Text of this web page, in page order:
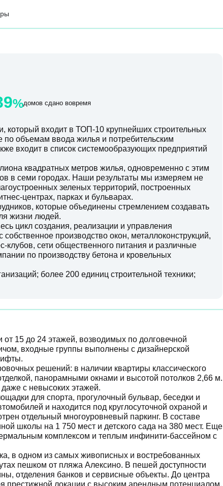
%домов сдано вовремя
входит в ТОП-10 крупнейших строительных
объемам ввода жилья и потребительским
входит в список системообразующих предприятий
квадратных метров жилья, одновременно с этим
в семи городах. Наши результаты мы измеряем не
зеленых территорий, построенных
центрах, парках и бульварах.
которые объединены стремлением создавать
жизни людей.
цикл создания, реализации и управления
производство окон, металлоконструкций,
клубов, сети общественного питания и различные
по производству бетона и кровельных
более 200 единиц строительной техники;
15 до 24 этажей, возводимых по долговечной
входные группы выполнены с дизайнерской
решений: в наличии квартиры классического
панорамными окнами и высотой потолков 2,66 м.
с невысоких этажей.
для спорта, прогулочный бульвар, беседки и
и находится под круглосуточной охраной и
отдельный многоуровневый паркинг. В составе
школы на 1 750 мест и детского сада на 380 мест. Еще
комплексом и теплым инфинити-бассейном с
в одном из самых живописных и востребованных
пешком от пляжа Алексино. В пешей доступности
отделения банков и сервисные объекты. До центра
престижной локации с высоким арендным потенциалом,